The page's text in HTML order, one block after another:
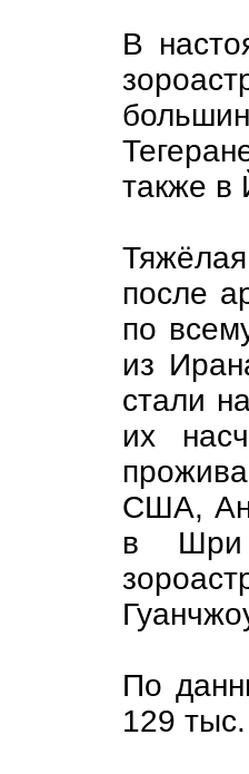
В
также в
после
по
из
стали
их
США,
в Шри
По
129